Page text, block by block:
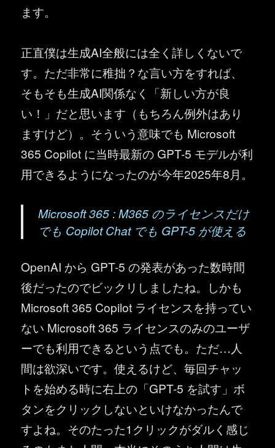
ます。
正直僕は生成AI全般には全く詳しくないで
す。ただ非常に稚拙？な言い方をすれば、
そもそも生成AI関係なく「新しい方が良
い！」だと思います（もちろん例外はあり
ますけど）。そういう意味でも Microsoft
365 Copilot に当時最新の GPT-5 モデルが利
用できるようになったのが今年2025年8月。
Microsoft 365 : M365 のライセンスだけ
でも Copilot Chat でも GPT-5 が使える
OpenAI から GPT-5 の発表があった数時間
後だったのでビックリしましたね。しかも
Microsoft 365 Copilot ライセンスを持ってい
ない Microsoft 365 ライセンスのみのユーザ
ーでも利用できるという点でも。ただ…人
間は欲深いです。使えるけど、毎回チャッ
トを始める時に右上の「GPT-5 を試す」ボ
タンをクリックしないといけなかったんで
すよね。そのたった1クリックがダルく感じ